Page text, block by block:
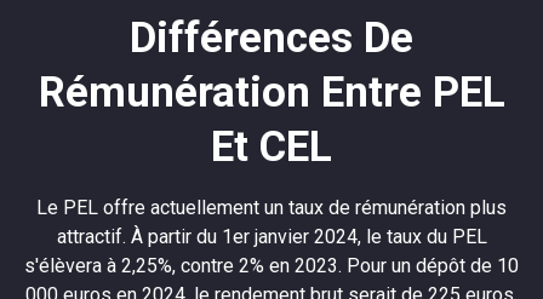
Différences De
Rémunération Entre PEL
Et CEL
Le PEL offre actuellement un taux de rémunération plus
attractif. À partir du 1er janvier 2024, le taux du PEL
s'élèvera à 2,25%, contre 2% en 2023. Pour un dépôt de 10